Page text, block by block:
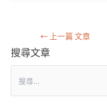
← 上一篇 文章
搜尋文章
尋